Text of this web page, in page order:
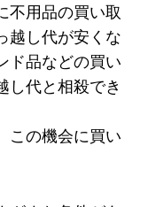
不用品の買い取
越し代が安くな
ド品などの買い
し代と相殺でき
この機会に買い